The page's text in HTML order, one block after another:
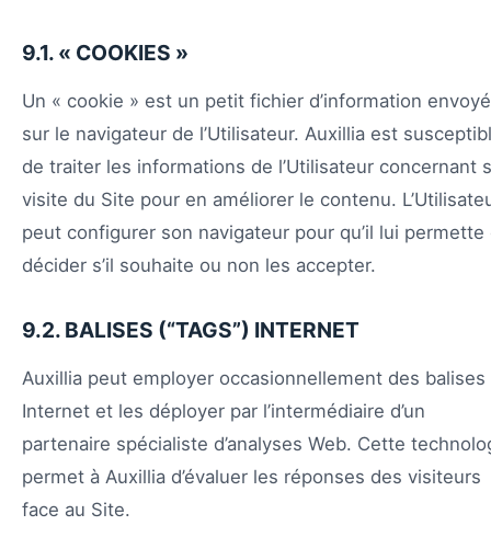
9.1. « COOKIES »
Un « cookie » est un petit fichier d’information envoyé
sur le navigateur de l’Utilisateur. Auxillia est
de traiter les informations de l’Utilisateur concernant
visite du Site pour en améliorer le contenu.
peut configurer son navigateur pour qu’il lui permette
décider s’il souhaite ou non les accepter.
9.2. BALISES (“TAGS”) INTERNET
Auxillia peut employer occasionnellement des balises
Internet et les déployer par l’intermédiaire d’un
partenaire spécialiste d’analyses Web. Cette
permet à Auxillia d’évaluer les réponses des visiteurs
face au Site.